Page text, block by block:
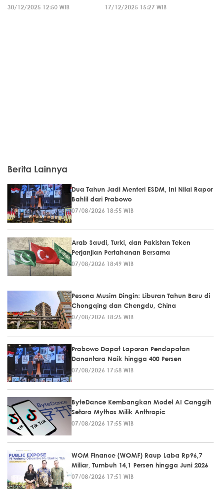
30/12/2025 12:50 WIB
17/12/2025 15:27 WIB
Berita Lainnya
Dua Tahun Jadi Menteri ESDM, Ini Nilai Rapor
Bahlil dari Prabowo
07/08/2026 18:55 WIB
Arab Saudi, Turki, dan Pakistan Teken
Perjanjian Pertahanan Bersama
07/08/2026 18:49 WIB
Pesona Musim Dingin: Liburan Tahun Baru di
Chongqing dan Chengdu, China
07/08/2026 18:25 WIB
Prabowo Dapat Laporan Pendapatan
Danantara Naik hingga 400 Persen
07/08/2026 17:58 WIB
ByteDance Kembangkan Model AI Canggih
Setara Mythos Milik Anthropic
07/08/2026 17:55 WIB
WOM Finance (WOMF) Raup Laba Rp96,7
Miliar, Tumbuh 14,1 Persen hingga Juni 2026
07/08/2026 17:51 WIB